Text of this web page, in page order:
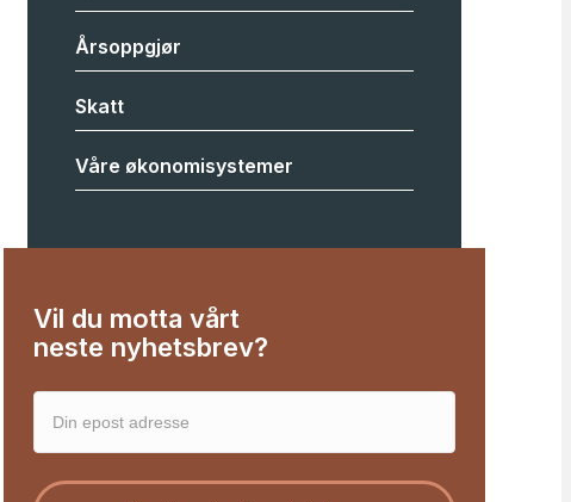
Årsoppgjør
Skatt
Våre økonomisystemer
Vil du motta vårt
neste nyhetsbrev?